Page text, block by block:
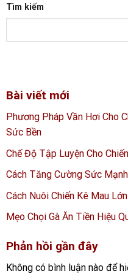
Tìm kiếm
Bài viết mới
Phương Pháp Vần Hơi Cho
Sức Bền
Chế Độ Tập Luyện Cho
Cách Tăng Cường Sức
Cách Nuôi Chiến Kê Mau
Mẹo Chọi Gà Ăn Tiền Hiệu
Phản hồi gần đây
Không có bình luận nào để